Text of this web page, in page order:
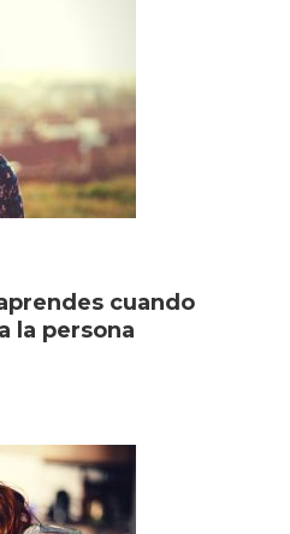
cuando
la persona